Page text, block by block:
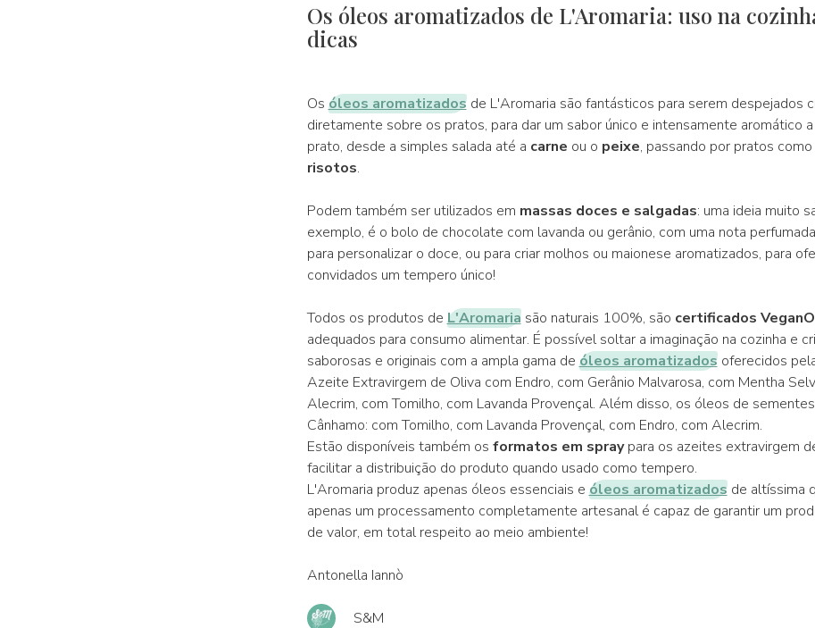
Os óleos aromatizados de L'Aromaria: uso na
dicas
Os óleos aromatizadosde L'Aromaria são fantásticos para serem despejados
diretamente sobre os pratos, para dar um sabor único e intensamente aromático
prato, desde a simples salada até a carne ou o peixe, passando por pratos como
risotos.
Podem também ser utilizados em massas doces e salgadas: uma ideia muito
exemplo, é o bolo de chocolate com lavanda ou gerânio, com uma nota
para personalizar o doce, ou para criar molhos ou maionese aromatizados, para
convidados um tempero único!
Todos os produtos de L'Aromariasão naturais 100%, são certificados
adequados para consumo alimentar. É possível soltar a imaginação na cozinha e
saborosas e originais com a ampla gama de óleos aromatizadosoferecidos
Azeite Extravirgem de Oliva com Endro, com Gerânio Malvarosa, com Mentha
Alecrim, com Tomilho, com Lavanda Provençal. Além disso, os óleos de
Cânhamo: com Tomilho, com Lavanda Provençal, com Endro, com Alecrim.
Estão disponíveis também os formatos em spraypara os azeites extravirgem
facilitar a distribuição do produto quando usado como tempero.
L'Aromaria produz apenas óleos essenciais e óleos aromatizadosde altíssima
apenas um processamento completamente artesanal é capaz de garantir um
de valor, em total respeito ao meio ambiente!
Antonella Iannò
S&M